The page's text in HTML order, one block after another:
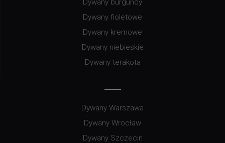
Dywany burgundy
Dywany fioletowe
Dywany kremowe
Dywany niebieskie
Dywany terakota
Dywany Warszawa
Dywany Wrocław
Dywany Szczecin